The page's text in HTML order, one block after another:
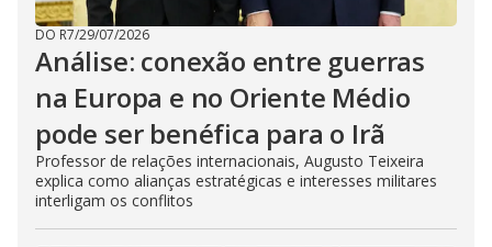
DO R7/29/07/2026
Análise: conexão entre guerras
na Europa e no Oriente Médio
pode ser benéfica para o Irã
Professor de relações internacionais, Augusto Teixeira
explica como alianças estratégicas e interesses militares
interligam os conflitos